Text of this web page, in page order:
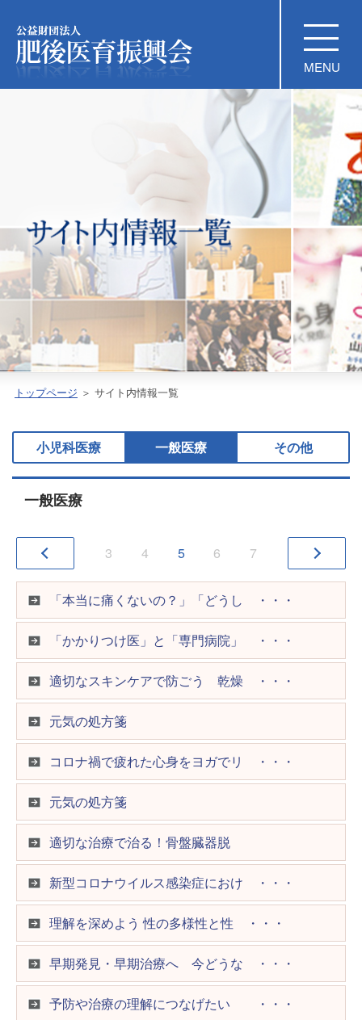
公益財団法人 肥後医育振興
トップページ ＞ サイト内情報一覧
小児科医療
小児科医療
1 2 3 4 5
Q 単純ヘルペス感染症について ・・・
口唇口蓋裂（こうしんこうれつが ・・・
扁平足（へんぺいそく）
Q.クループ症候群とはどんな病 ・・・
【舌のコケのようなもの】 Q ・・・
新生児スクリーニング検査
【家族の心配・不安に応える 子 ・・・
【低身長 】周りに比べ、子ども ・・・
毒性の強い虫刺されの対処
子どもの難聴
肘内障（ちゅうないしょう）と股 ・・・
一般医療
一般医療
3 4 5 6 7
「本当に痛くないの？」「どうし ・・・
「かかりつけ医」と「専門病院」 ・・・
適切なスキンケアで防ごう 乾燥 ・・・
元気の処方箋
コロナ禍で疲れた心身をヨガでリ ・・・
元気の処方箋
適切な治療で治る！骨盤臓器脱
新型コロナウイルス感染症におけ ・・・
理解を深めよう 性の多様性と性 ・・・
早期発見・早期治療へ 今どうな ・・・
予防や治療の理解につなげたい ・・・
その他